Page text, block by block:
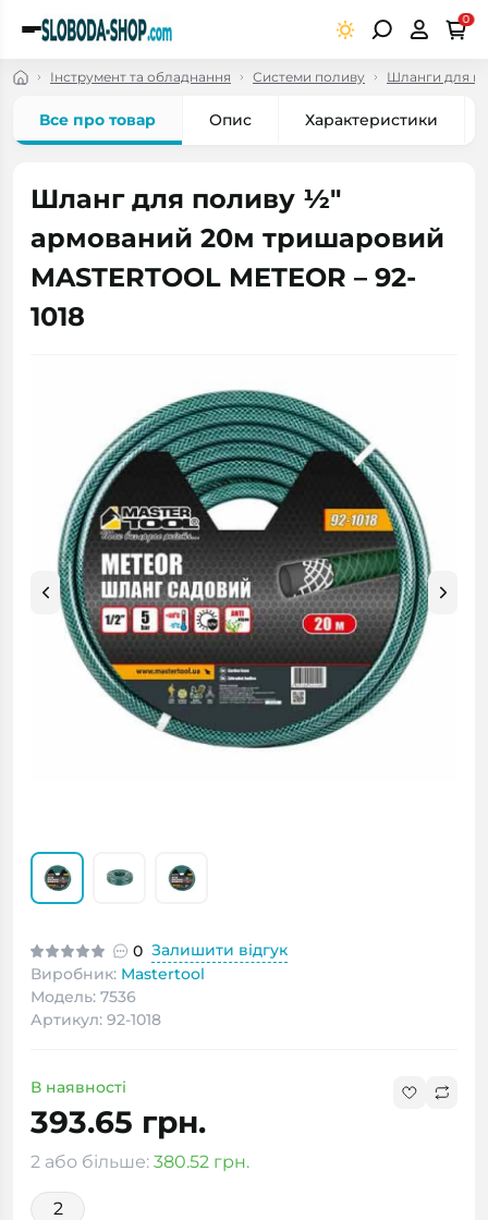
0
Інструмент та обладнання Системи поливу Шланги для
Все про товар Опис Характеристики
Шланг для поливу ½"
армований 20м тришаровий
MASTERTOOL METEOR – 92-
1018
0 Залишити відгук
Виробник: Mastertool
Модель: 7536
Артикул: 92-1018
В наявності
393.65 грн.
2 або більше: 380.52 грн.
2